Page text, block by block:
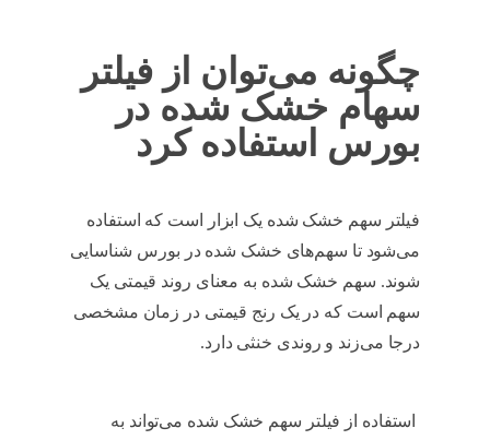
چگونه می‌توان از فیلتر
سهام خشک شده در
بورس استفاده کرد
فیلتر سهم خشک شده یک ابزار است که استفاده
می‌شود تا سهم‌های خشک شده در بورس شناسایی
شوند. سهم خشک شده به معنای روند قیمتی یک
سهم است که در یک رنج قیمتی در زمان مشخصی
درجا می‌زند و روندی خنثی دارد.
استفاده از فیلتر سهم خشک شده می‌تواند به